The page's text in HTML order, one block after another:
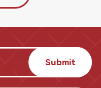
Submit